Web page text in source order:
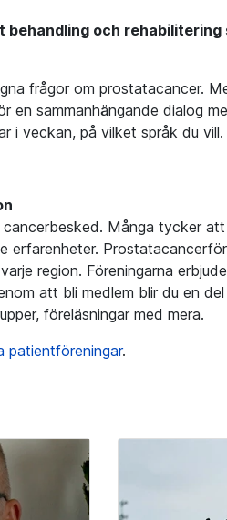
behandling och rehabilitering
frågor om prostatacancer.
sammanhängande dialog
i veckan, på vilket språk du vill.
cancerbesked. Många tycker
erfarenheter.
region. Föreningarna
att bli medlem blir du en
föreläsningar med mera.
patientföreningar.